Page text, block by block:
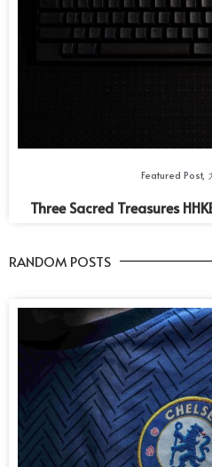
Featured Post,
Three Sacred Treasures
RANDOM POSTS